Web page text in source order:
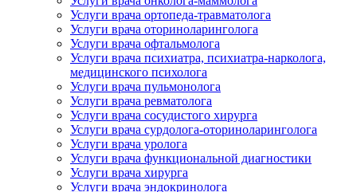
Услуги врача ортопеда-травматолога
Услуги врача оториноларинголога
Услуги врача офтальмолога
Услуги врача психиатра, психиатра-нарколога,
медицинского психолога
Услуги врача пульмонолога
Услуги врача ревматолога
Услуги врача сосудистого хирурга
Услуги врача сурдолога-оториноларинголога
Услуги врача уролога
Услуги врача функциональной диагностики
Услуги врача хирурга
Услуги врача эндокринолога